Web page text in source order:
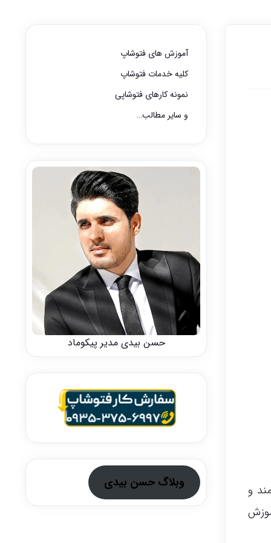
و
آموزش های فتوشاپ
کلیه خدمات فتوشاپ
نمونه کارهای فتوشاپی
و سایر مطالب…
حسن بیدی مدیر پیکوماد
وبلاگ حسن بیدی